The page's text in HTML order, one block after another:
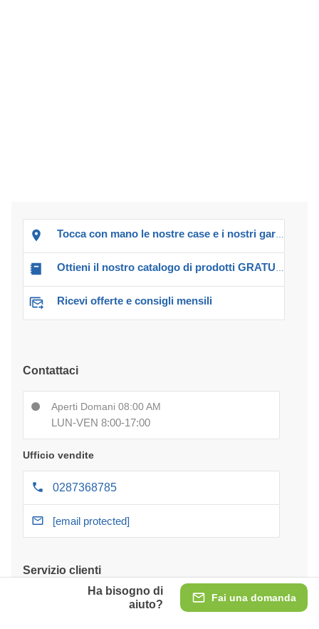
Fai una domanda
Ha bisogno di
aiuto?
Tocca con mano le nostre case e i nostri garage!
Ottieni il nostro catalogo di prodotti GRATUITO!
Ricevi offerte e consigli mensili
Contattaci
Aperti Domani 08:00 AM
LUN-VEN 8:00-17:00
Ufficio vendite
0287368785
[email protected]
Servizio clienti
Pagamento a rate